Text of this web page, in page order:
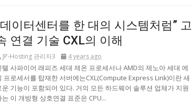
이터센터를 한 대의 시스템처럼” 고
연결 기술 CXL의 이해
JP-Hosting 관리자3 4 years ago
텔 사파이어 래피즈 세대 제온 프로세서나 AMD의 제노아 세대 에
프로세서를 탑재한 서버에는CXL(Compute Express Link)이란 새
운 기능이 포함되어 있다. 거의 모든 하드웨어 솔루션 업체가 지원
는 이 개방형 상호연결 표준은 CPU...